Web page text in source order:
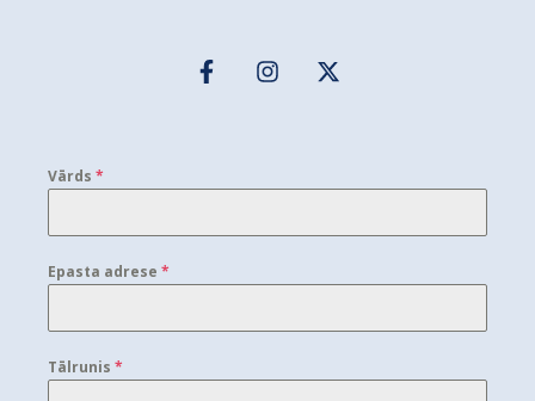
Vārds *
Epasta adrese *
Tālrunis *